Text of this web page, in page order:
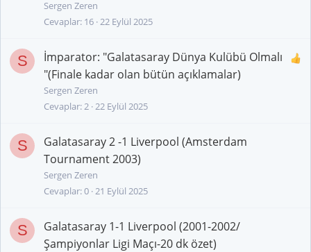
Sergen Zeren
Cevaplar 16 22 Eylül 2025
S
İmparator: "Galatasaray Dünya Kulübü Olmalı
"(Finale kadar olan bütün açıklamalar)
Sergen Zeren
Cevaplar 2 22 Eylül 2025
S
Galatasaray 2 -1 Liverpool (Amsterdam
Tournament 2003)
Sergen Zeren
Cevaplar 0 21 Eylül 2025
S
Galatasaray 1-1 Liverpool (2001-2002/
Şampiyonlar Ligi Maçı-20 dk özet)